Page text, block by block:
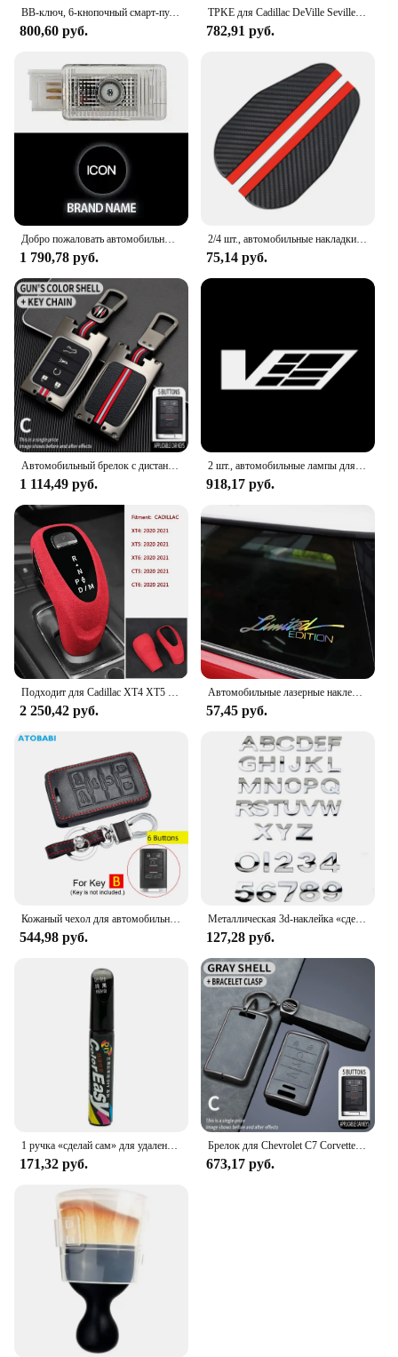
BB-ключ, 6-кнопочный смарт-пульт дистанционного управления, чехол для автомобильного ключа для Cadillac SRX CTS ATS XTS Escalade ESV
800,60 руб.
TPKE для Cadillac DeVille Seville DTS ATS STS Canbus автомобильные лампочки Интерьер Карта Купол багажник номерной знак фотоаксессуары
782,91 руб.
Добро пожаловать автомобильные дверные фары для Cadillac CT5 CT6 XT4 XT5 XT6 ATS-L SRX XTS Icon hd Светодиодная лампа проектор Лазерный привидение тень подходящие
1 790,78 руб.
2/4 шт., автомобильные накладки на зеркало заднего вида
75,14 руб.
1 114,49 руб.
2 шт., автомобильные лампы для Cadillac SRX XT4 XT5 XT6 ATS XTS CTS CT6
918,17 руб.
2 250,42 руб.
Автомобильные лазерные наклейки, ограниченный выпуск, английские буквы, украшение передней части автомобиля, Светоотражающая наклейка, стикер для стайлинга автомобиля, автомобильные наклейки 16*4 см
57,45 руб.
544,98 руб.
Металлическая 3d-наклейка «сделай сам» с буквами и буквами алфавита, эмблемами, номерами, маркировкой, автомобильная наклейка, логотип заднего багажника, цифровой значок, аксессуары
127,28 руб.
171,32 руб.
Брелок для Chevrolet C7 Corvette Cadillac DTS SLS SRX XLS STS Escalade CTS ATS 28T CTSV XTS Чехол для автомобильного дистанционного ключа из ТПУ
673,17 руб.